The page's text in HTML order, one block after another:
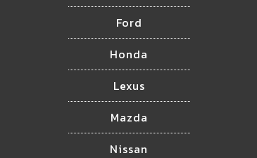
Ford
Honda
Lexus
Mazda
Nissan